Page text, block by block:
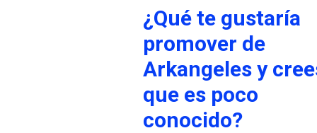
¿Qué te gustaría
promover de
Arkangeles y
que es poco
conocido?